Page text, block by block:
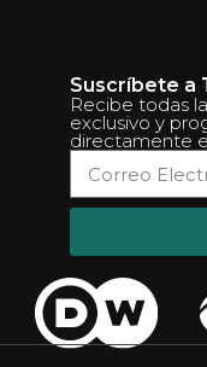
Suscríbete a
Recibe todas
exclusivo y
directamente